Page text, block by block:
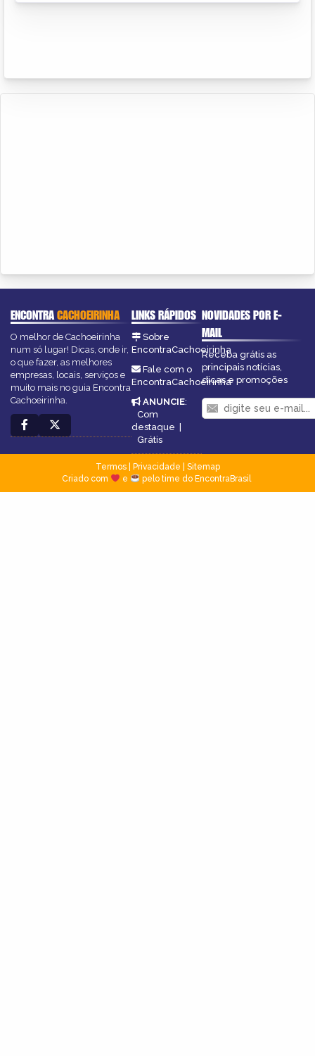
ENCONTRACACHOEIRINHA
O melhor de Cachoeirinha
num só lugar! Dicas, onde ir,
o que fazer, as melhores
empresas, locais, serviços e
muito mais no guia Encontra
Cachoeirinha.
LINKS RÁPIDOS
Sobre
EncontraCachoeirinha
Fale com o
EncontraCachoeirinha
ANUNCIE:
Com
destaque |
Grátis
NOVIDADES POR E-
MAIL
Receba grátis as
principais notícias,
dicas e promoções
Termos| Privacidade
Sitemap
Criado com
e pelo time do EncontraBrasil